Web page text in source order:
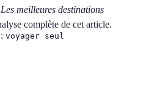
Les meilleures destinations
complète de cet article.
voyager seul